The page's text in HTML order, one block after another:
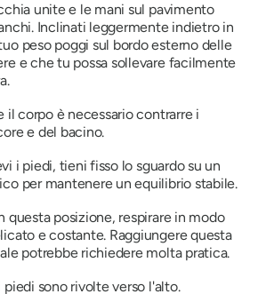
unite e le mani sul pavimento
Inclinati leggermente indietro in
peso poggi sul bordo esterno delle
e che tu possa sollevare facilmente
il corpo è necessario contrarre i
e del bacino.
i piedi, tieni fisso lo sguardo su un
per mantenere un equilibrio stabile.
questa posizione, respirare in modo
e costante. Raggiungere questa
potrebbe richiedere molta pratica.
piedi sono rivolte verso l'alto.